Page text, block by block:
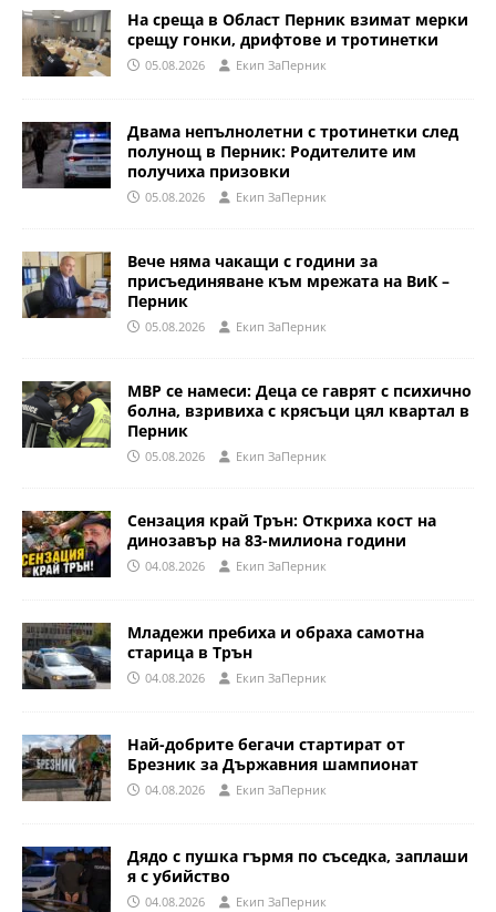
На среща в Област Перник взимат мерки
срещу гонки, дрифтове и тротинетки
05.08.2026 Eкип ЗаПерник
Двама непълнолетни с тротинетки след
полунощ в Перник: Родителите им
получиха призовки
05.08.2026 Eкип ЗаПерник
Вече няма чакащи с години за
присъединяване към мрежата на ВиК –
Перник
05.08.2026 Eкип ЗаПерник
МВР се намеси: Деца се гаврят с психично
болна, взривиха с крясъци цял квартал в
Перник
05.08.2026 Eкип ЗаПерник
Сензация край Трън: Откриха кост на
динозавър на 83-милиона години
04.08.2026 Eкип ЗаПерник
Младежи пребиха и обраха самотна
старица в Трън
04.08.2026 Eкип ЗаПерник
Най-добрите бегачи стартират от
Брезник за Държавния шампионат
04.08.2026 Eкип ЗаПерник
Дядо с пушка гърмя по съседка, заплаши
я с убийство
04.08.2026 Eкип ЗаПерник